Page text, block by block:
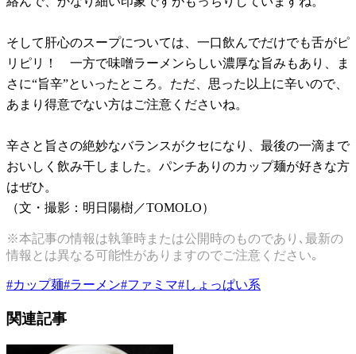
そして肝心のスープについては、一口飲んでだけでも舌がピ
リピリ！ 一方で味噌ラーメンらしい濃厚な旨みもあり、ま
さに“旨辛”といったところ。ただ、思った以上に辛いので、
あまり得意でない方はご注意くださいね。
辛さと旨さの絶妙なバランスがクセになり、最後の一滴まで
おいしく飲み干しました。パンチありのカップ麺が好きな方
はぜひ。
（文・撮影：明日陽樹／TOMOLO）
※本記事の情報は執筆時または公開時のものであり､最新の
情報とは異なる可能性がありますのでご注意ください｡
#カップ麺#ラーメン#ファミマ#しょっぱい系
関連記事